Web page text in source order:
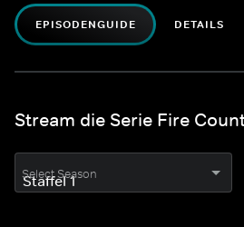
EPISODENGUIDE DETAILS
Stream die Serie Fire
Select Season